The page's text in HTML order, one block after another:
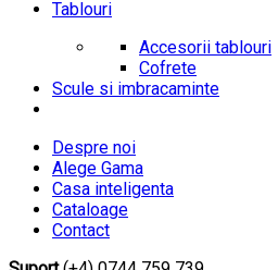
Tablouri
Accesorii tablouri
Cofrete
Scule si imbracaminte
Despre noi
Alege Gama
Casa inteligenta
Cataloage
Contact